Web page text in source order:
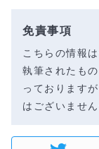
免責事項
こちらの情報
執筆されたも
っております
はございませ